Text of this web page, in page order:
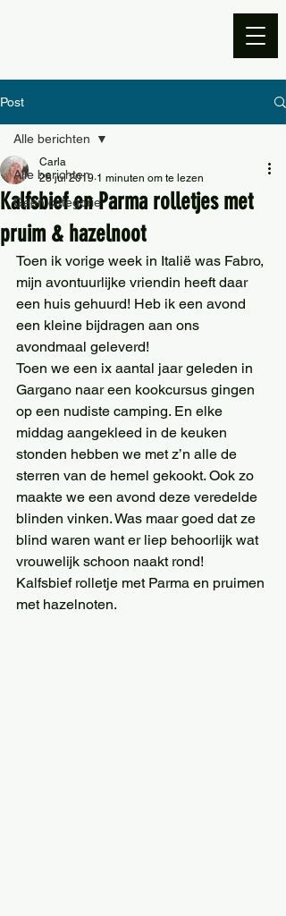
Post
Alle berichten
Geen categorie
Alle berichten
Kalfsbief en Parma rolletjes met
pruim & hazelnoot
Carla
28 jul 2019 1 minuten om te lezen
Toen ik vorige week in Italië was Fabro,
mijn avontuurlijke vriendin heeft daar
een huis gehuurd! Heb ik een avond
een kleine bijdragen aan ons
avondmaal geleverd!
Toen we een ix aantal jaar geleden in
Gargano naar een kookcursus gingen
op een nudiste camping. En elke
middag aangekleed in de keuken
stonden hebben we met z’n alle de
sterren van de hemel gekookt. Ook zo
maakte we een avond deze veredelde
blinden vinken. Was maar goed dat ze
blind waren want er liep behoorlijk wat
vrouwelijk schoon naakt rond!
Kalfsbief rolletje met Parma en pruimen
met hazelnoten.